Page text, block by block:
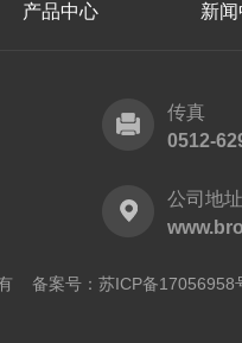
产品中心 新
传真
0512-
公司地址
有 备案号：苏ICP备17056958